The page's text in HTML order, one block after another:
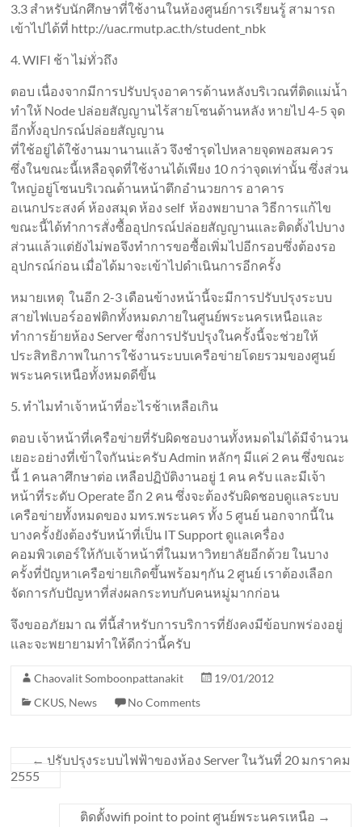
3.3 สำหรับนักศึกษาที่ใช้งานในห้องศูนย์การเรียนรู้ สามารถ
เข้าไปได้ที่ http://uac.rmutp.ac.th/student_nbk
4. WIFI ช้า ไม่ทั่วถึง
ตอบ เนื่องจากมีการปรับปรุงอาคารด้านหลังบริเวณที่ติดเเม่น้ำ
ทำให้ Node ปล่อยสัญญานไร้สายโซนด้านหลัง หายไป 4-5 จุด
อีกทั้งอุปกรณ์ปล่อยสัญญาน
ที่ใช้อยู่ได้ใช้งานมานานเเล้ว จึงชำรุดไปหลายจุดพอสมควร
ซึ่งในขณะนี้เหลือจุดที่ใช้งานได้เพียง 10 กว่าจุดเท่านั้น ซึ่งส่วน
ใหญ่อยู่โซนบริเวณด้านหน้าตึกอำนวยการ อาคาร
อเนกประสงค์ ห้องสมุด ห้อง self ห้องพยาบาล วิธีการแก้ไข
ขณะนี้ได้ทำการสั่งซื้ออุปกรณ์ปล่อยสัญญานเเละติดตั้งไปบาง
ส่วนเเล้วแต่ยังไม่พอจึงทำการขอซื้อเพิ่มไปอีกรอบซึ่งต้องรอ
อุปกรณ์ก่อน เมื่อได้มาจะเข้าไปดำเนินการอีกครั้ง
หมายเหตุ ในอีก 2-3 เดือนข้างหน้านี้จะมีการปรับปรุงระบบ
สายไฟเบอร์ออฟติกทั้งหมดภายในศูนย์พระนครเหนือเเละ
ทำการย้ายห้อง Server ซึ่งการปรับปรุงในครั้งนี้จะช่วยให้
ประสิทธิภาพในการใช้งานระบบเครือข่ายโดยรวมของศูนย์
พระนครเหนือทั้งหมดดีขึ้น
5. ทำไมทำเจ้าหน้าที่อะไรช้าเหลือเกิน
ตอบ เจ้าหน้าที่เครือข่ายที่รับผิดชอบงานทั้งหมดไม่ได้มีจำนวน
เยอะอย่างที่เข้าใจกันน่ะครับ Admin หลักๆ มีแค่ 2 คน ซึ่งขณะ
นี้ 1 คนลาศึกษาต่อ เหลือปฏิบัติงานอยู่ 1 คน ครับ เเละมีเจ้า
หน้าที่ระดับ Operate อีก 2 คน ซึ่งจะต้องรับผิดชอบดูเเลระบบ
เครือข่ายทั้งหมดของ มทร.พระนคร ทั้ง 5 ศูนย์ นอกจากนี้ใน
บางครั้งยังต้องรับหน้าที่เป็น IT Support ดูเเลเครื่อง
คอมพิวเตอร์ให้กับเจ้าหน้าที่ในมหาวิทยาลัยอีกด้วย ในบาง
ครั้งที่ปัญหาเครือข่ายเกิดขึ้นพร้อมๆกัน 2 ศูนย์ เราต้องเลือก
จัดการกับปัญหาที่ส่งผลกระทบกับคนหมู่มากก่อน
จึงขออภัยมา ณ ที่นี้สำหรับการบริการที่ยังคงมีข้อบกพร่องอยู่
เเละจะพยายามทำให้ดีกว่านี้ครับ
Chaovalit Somboonpattanakit
19/01/2012
CKUS, News No Comments
← ปรับปรุงระบบไฟฟ้าของห้อง Server ในวันที่ 20 มกราคม
2555
ติดตั้งwifi point to point ศูนย์พระนครเหนือ →